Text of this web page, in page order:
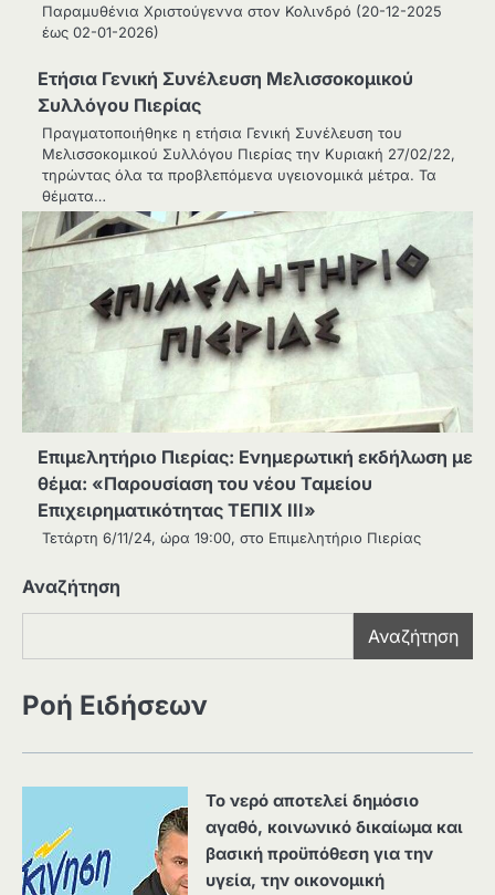
Παραμυθένια Χριστούγεννα στον Κολινδρό (20-12-2025
έως 02-01-2026)
Ετήσια Γενική Συνέλευση Μελισσοκομικού
Συλλόγου Πιερίας
Πραγματοποιήθηκε η ετήσια Γενική Συνέλευση του
Μελισσοκομικού Συλλόγου Πιερίας την Κυριακή 27/02/22,
τηρώντας όλα τα προβλεπόμενα υγειονομικά μέτρα. Τα
θέματα…
Επιμελητήριο Πιερίας: Eνημερωτική εκδήλωση με
θέμα: «Παρουσίαση του νέου Ταμείου
Επιχειρηματικότητας ΤΕΠΙΧ ΙΙΙ»
Τετάρτη 6/11/24, ώρα 19:00, στο Επιμελητήριο Πιερίας
Αναζήτηση
Αναζήτηση
Ροή Ειδήσεων
Το νερό αποτελεί δημόσιο
αγαθό, κοινωνικό δικαίωμα και
βασική προϋπόθεση για την
υγεία, την οικονομική